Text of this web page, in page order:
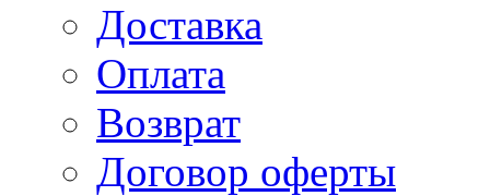
Доставка
Оплата
Возврат
Договор оферты